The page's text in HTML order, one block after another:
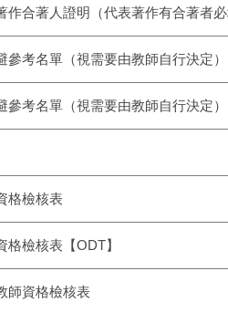
合著人證明（代表著作有合著者必
考名單（視需要由教師自行決定）
考名單（視需要由教師自行決定）
格檢核表
檢核表【ODT】
師資格檢核表